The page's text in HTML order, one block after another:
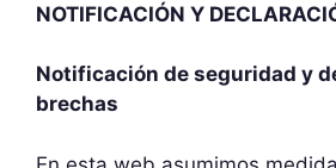
NOTIFICACIÓN Y
Notificación de seguridad y
brechas